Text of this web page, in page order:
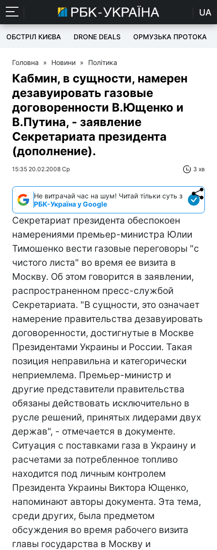
UA
ОБСТРІЛ КИЄВА DRONE DEALS ОРМУЗЬКА ПРОТОКА
Головна » Новини » Політика
Кабмин, в сущности, намерен
дезавуировать газовые
договоренности В.Ющенко и
В.Путина, - заявление
Секретариата президента
(дополнение).
15:35 20.02.2008 Ср 3 хв
Не витрачай час на шум! Читай тільки суть з
РБК-Україна у Google
Секретариат президента обеспокоен
намерениями премьер-министра Юлии
Тимошенко вести газовые переговоры "с
чистого листа" во время ее визита в
Москву. Об этом говорится в заявлении,
распространенном пресс-службой
Секретариата. "В сущности, это означает
намерение правительства дезавуировать
договоренности, достигнутые в Москве
Президентами Украины и России. Такая
позиция неправильна и категорически
неприемлема. Премьер-министр и
другие представители правительства
обязаны действовать исключительно в
русле решений, принятых лидерами двух
держав", - отмечается в документе.
Ситуация с поставками газа в Украину и
расчетами за потребленное топливо
находится под личным контролем
Президента Украины Виктора Ющенко,
напоминают авторы документа. Эта тема,
среди других, была предметом
обсуждения во время рабочего визита
главы государства в Москву и